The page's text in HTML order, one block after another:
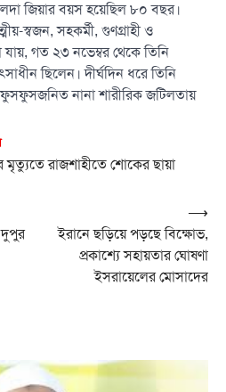
জিয়ার বয়স হয়েছিল ৮০ বছর।
স্বজন, সহকর্মী, গুণগ্রাহী ও
যায়, গত ২৩ নভেম্বর থেকে তিনি
ছিলেন। দীর্ঘদিন ধরে তিনি
ফুসফুসজনিত নানা শারীরিক জটিলতায়
মৃত্যুতে রাজশাহীতে শোকের ছায়া
দুপুর
ইরানে ছড়িয়ে পড়ছে বিক্ষোভ,
প্রকাশ্যে সহায়তার ঘোষণা
ইসরায়েলের মোসাদের
⟶